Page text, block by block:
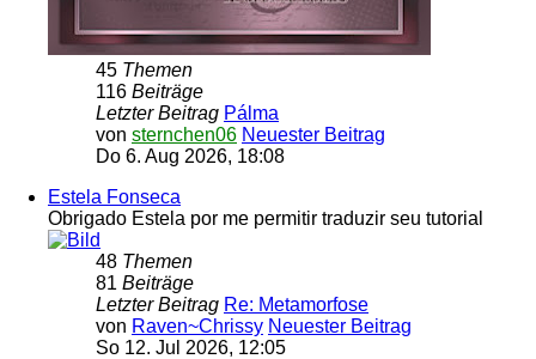
45 Themen
116 Beiträge
Letzter Beitrag Pálma
von sternchen06 Neuester Beitrag
Do 6. Aug 2026, 18:08
Estela Fonseca
Obrigado Estela por me permitir traduzir seu tutorial
48 Themen
81 Beiträge
Letzter Beitrag Re: Metamorfose
von Raven~Chrissy Neuester Beitrag
So 12. Jul 2026, 12:05